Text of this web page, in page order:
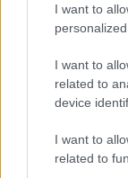
I want to
I want to
related to
device
I want to
related to
Palvelun
Hinta ei
hintaa,